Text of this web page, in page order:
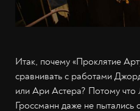
Итак, почему «Проклятие
сравнивать с работами
или Ари Астера? Потому
Гроссманн даже не пытались